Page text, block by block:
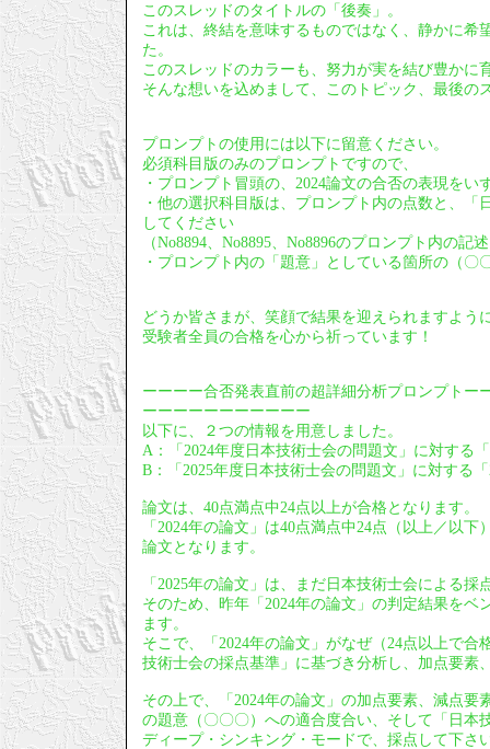
このスレッドのタイトルの「後奏」。
これは、終結を意味するものではなく、静かに
た。
このスレッドのカラーも、努力が実を結び豊かに
そんな想いを込めまして、このトピック、最後の
プロンプトの使用には以下に留意ください。
必須科目版のみのプロンプトですので、
・プロンプト冒頭の、2024論文の合否の表現をい
・他の選択科目版は、プロンプト内の点数と、
してください
（No8894、No8895、No8896のプロンプト内の記
・プロンプト内の「題意」としている箇所の（
どうか皆さまが、笑顔で結果を迎えられますよう
受験者全員の合格を心から祈っています！
ーーーー合否発表直前の超詳細分析プロンプト
ーーーーーーーーーーー
以下に、２つの情報を用意しました。
A：「2024年度日本技術士会の問題文」に対する
B：「2025年度日本技術士会の問題文」に対する
論文は、40点満点中24点以上が合格となります。
「2024年の論文」は40点満点中24点（以上／以
論文となります。
「2025年の論文」は、まだ日本技術士会による採
そのため、昨年「2024年の論文」の判定結果を
ます。
そこで、「2024年の論文」がなぜ（24点以上で
技術士会の採点基準」に基づき分析し、加点要素
その上で、「2024年の論文」の加点要素、減点
の題意（〇〇〇）への適合度合い、そして「日本
ディープ・シンキング・モードで、採点して下さ